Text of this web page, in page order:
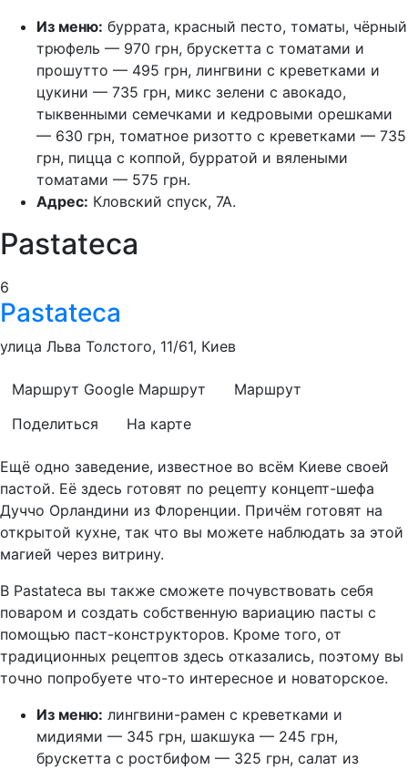
Из меню: буррата, красный песто, томаты, чёрный
трюфель — 970 грн, брускетта с томатами и
прошутто — 495 грн, лингвини с креветками и
цукини — 735 грн, микс зелени с авокадо,
тыквенными семечками и кедровыми орешками
— 630 грн, томатное ризотто с креветками — 735
грн, пицца с коппой, бурратой и вялеными
томатами — 575 грн.
Адрес: Кловский спуск, 7А.
Pastateca
6
Pastateca
улица Льва Толстого, 11/61, Киев
Маршрут Google Маршрут
Маршрут
Поделиться
На карте
Ещё одно заведение, известное во всём Киеве своей
пастой. Её здесь готовят по рецепту концепт-шефа
Дуччо Орландини из Флоренции. Причём готовят на
открытой кухне, так что вы можете наблюдать за этой
магией через витрину.
В Pastateca вы также сможете почувствовать себя
поваром и создать собственную вариацию пасты с
помощью паст-конструкторов. Кроме того, от
традиционных рецептов здесь отказались, поэтому вы
точно попробуете что-то интересное и новаторское.
Из меню: лингвини-рамен с креветками и
мидиями — 345 грн, шакшука — 245 грн,
брускетта с ростбифом — 325 грн, салат из